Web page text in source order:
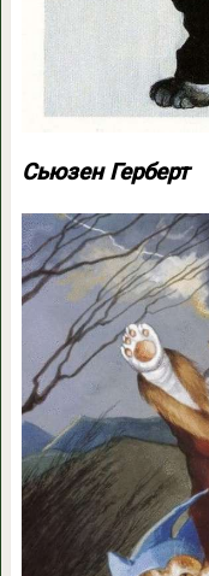
Сьюзен Герберт